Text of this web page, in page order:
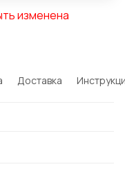
изменена
Доставка